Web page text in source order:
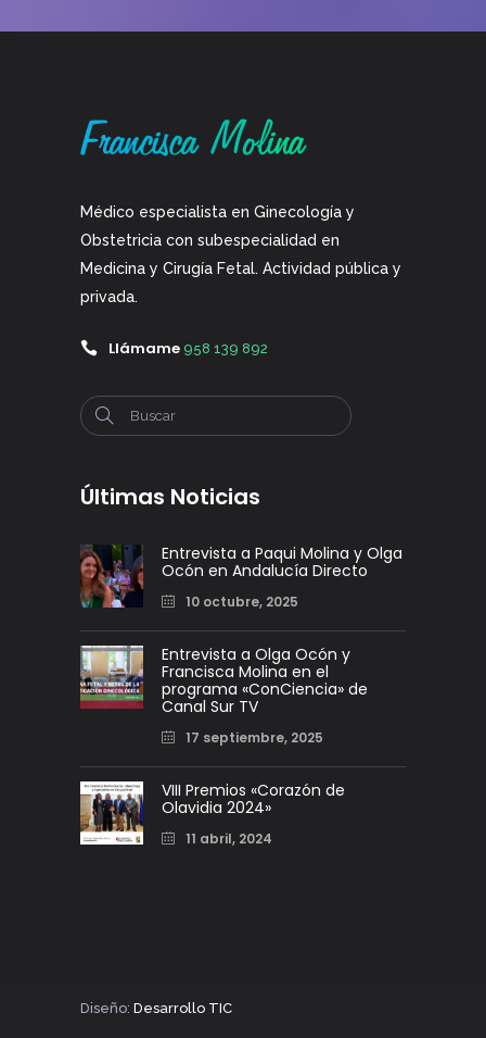
Médico especialista en Ginecología y
Obstetricia con subespecialidad en
Medicina y Cirugía Fetal. Actividad pública y
privada.
Llámame 958 139 892
Últimas Noticias
Entrevista a Paqui Molina y Olga
Ocón en Andalucía Directo
10 octubre, 2025
Entrevista a Olga Ocón y
Francisca Molina en el
programa «ConCiencia» de
Canal Sur TV
17 septiembre, 2025
VIII Premios «Corazón de
Olavidia 2024»
11 abril, 2024
Diseño: Desarrollo TIC